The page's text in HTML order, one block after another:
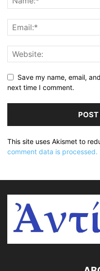
Save my name, email,
next time I comment.
This site uses Akismet to
comment data is processed.